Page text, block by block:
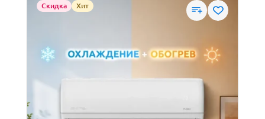
Electrolux
Скидка Хит